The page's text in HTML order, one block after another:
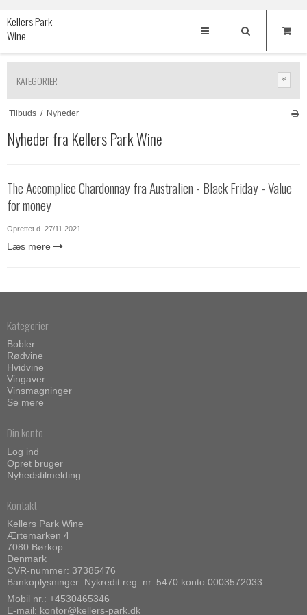
Kellers Park
Wine
KATEGORIER
Tilbuds / Nyheder
Nyheder fra Kellers Park Wine
The Accomplice Chardonnay fra Australien - Black Friday - Value
for money
Oprettet d. 27/11 2021
Læs mere
Kategorier
Bobler
Rødvine
Hvidvine
Vingaver
Vinsmagninger
Se mere
Din konto
Log ind
Opret bruger
Nyhedstilmelding
Kontakt
Kellers Park Wine
Ærtemarken 4
7080 Børkop
Denmark
CVR-nummer: 37385476
Bankoplysninger: Nykredit reg. nr. 5470 konto 0003572033
Mobil nr.: +4530465346
E-mail: kontor@kellers-park.dk